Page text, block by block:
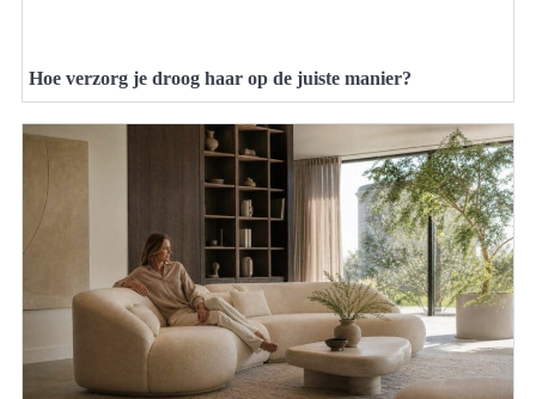
Hoe verzorg je droog haar op de juiste manier?